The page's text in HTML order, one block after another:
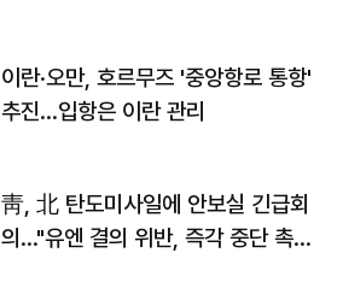
이란·오만, 호르무즈 '중앙항로 통항'
추진…입항은 이란 관리
靑, 北 탄도미사일에 안보실 긴급회
의…"유엔 결의 위반, 즉각 중단 촉